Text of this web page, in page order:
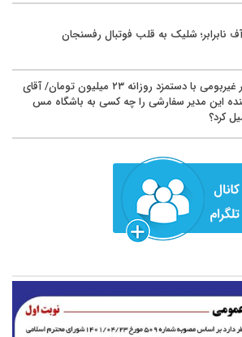
نابرابر؛ شلیک به قلب فوتبال رفسنجان
مدیر غیربومی با دستمزد روزانه ۲۳ میلیون تومان/ آقای
این مدیر سفارشی را چه کسی به باشگاه مس
کرد؟